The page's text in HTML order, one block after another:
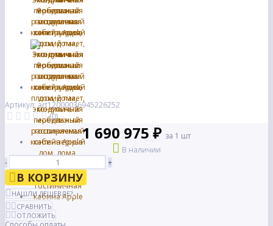
Артикул: art12000036945226252
(0)
1 690 975 ₽ за 1 шт
В наличии
-
+
В КОРЗИНУ
НАШЛИ ДЕШЕВЛЕ?
СРАВНИТЬ
ОТЛОЖИТЬ